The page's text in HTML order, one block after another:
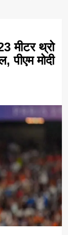
मीटर थ्रो
पीएम मोदी